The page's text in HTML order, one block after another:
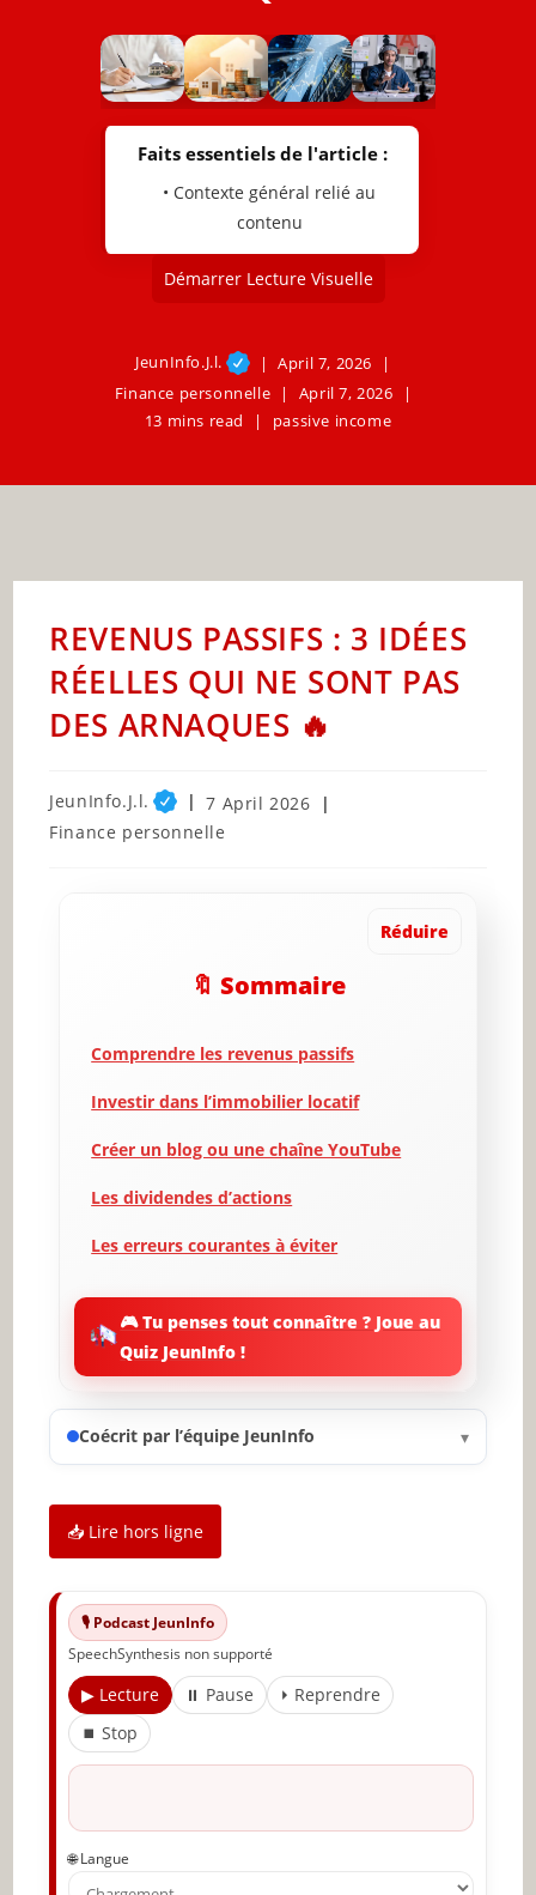
Faits essentiels de l'article :
• Contexte général relié au
contenu
Démarrer Lecture Visuelle
JeunInfo.J.l.
April 7, 2026
Finance personnelle
April 7, 2026
13 mins read
passive income
REVENUS PASSIFS : 3 IDÉES
RÉELLES QUI NE SONT PAS
DES ARNAQUES 🔥
Post
author:
JeunInfo.J.l.
Post
published:
7 April 2026
Post
Finance personnelle
Réduire
🔖 Sommaire
Comprendre les revenus passifs
Investir dans l’immobilier locatif
Créer un blog ou une chaîne YouTube
Les dividendes d’actions
Les erreurs courantes à éviter
Comment démarrer avec un revenu passif
L’importance de la persévérance et de la
patience
Évaluer la rentabilité de votre stratégie
🔥 À lire aussi sur JeunInfo
✨ Nouveau sur JeunInfo ?
Articles recommandés
Partager l'amour
🎮 Tu penses tout connaître ? Joue au
Quiz JeunInfo !
Coécrit par l’équipe JeunInfo ▾
📥 Lire hors ligne
🎙️ Podcast JeunInfo
SpeechSynthesis non supporté
▶ Lecture ⏸ Pause
⏵ Reprendre
⏹ Stop
🌐 Langue